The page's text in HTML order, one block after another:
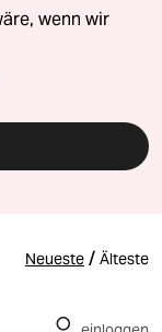
wenn wir
Neueste / Älteste